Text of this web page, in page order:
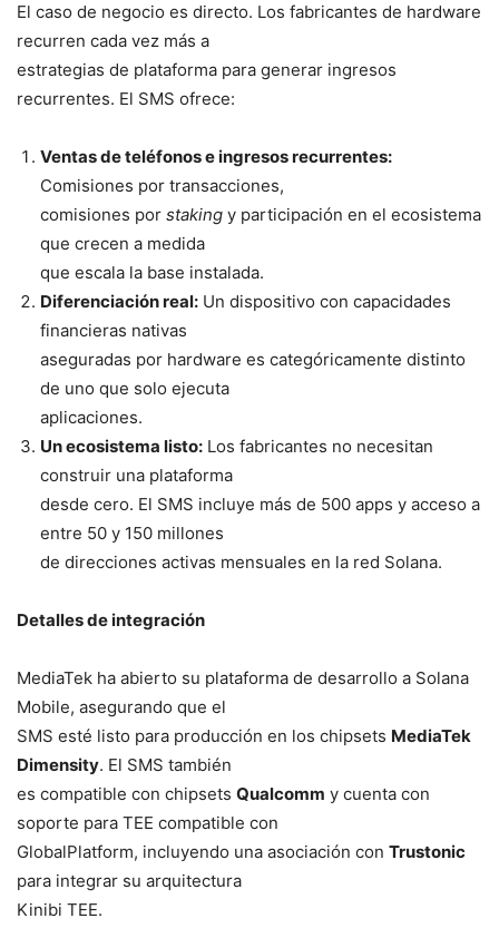
El caso de negocio es directo. Los fabricantes de hardware
recurren cada vez más a
estrategias de plataforma para generar ingresos
recurrentes. El SMS ofrece:
Ventas de teléfonos e ingresos recurrentes:
Comisiones por transacciones,
comisiones por staking y participación en el ecosistema
que crecen a medida
que escala la base instalada.
Diferenciación real: Un dispositivo con capacidades
financieras nativas
aseguradas por hardware es categóricamente distinto
de uno que solo ejecuta
aplicaciones.
Un ecosistema listo: Los fabricantes no necesitan
construir una plataforma
desde cero. El SMS incluye más de 500 apps y acceso a
entre 50 y 150 millones
de direcciones activas mensuales en la red Solana.
Detalles de integración
MediaTek ha abierto su plataforma de desarrollo a Solana
Mobile, asegurando que el
SMS esté listo para producción en los chipsets MediaTek
Dimensity. El SMS también
es compatible con chipsets Qualcomm y cuenta con
soporte para TEE compatible con
GlobalPlatform, incluyendo una asociación con Trustonic
para integrar su arquitectura
Kinibi TEE.